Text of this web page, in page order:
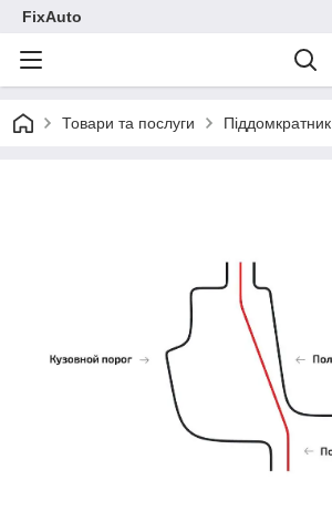
FixAuto
Товари та послуги Піддомкратник